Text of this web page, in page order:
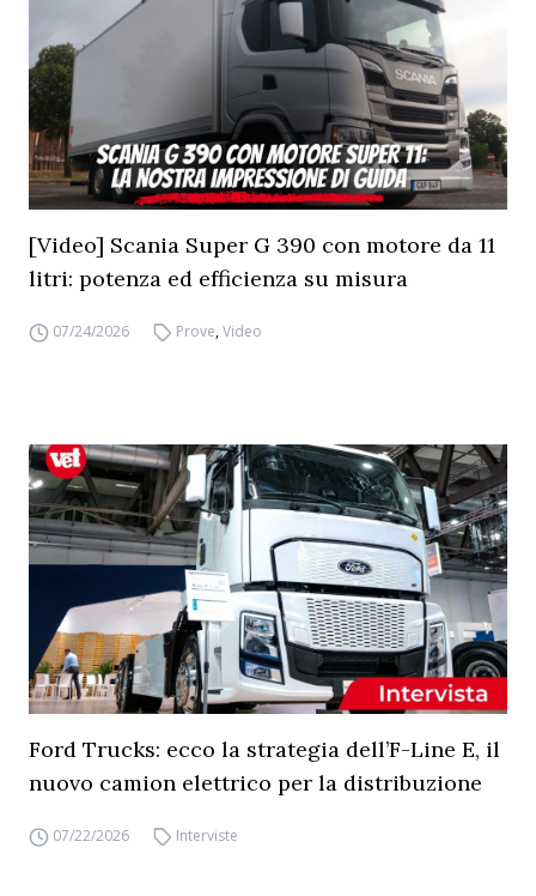
[Video] Scania Super G 390 con motore da 11
litri: potenza ed efficienza su misura
07/24/2026 Prove,Video
Ford Trucks: ecco la strategia dell’F-Line E, il
nuovo camion elettrico per la distribuzione
07/22/2026 Interviste